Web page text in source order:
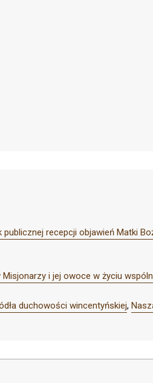
publicznej recepcji objawień Matki
i jej owoce w życiu
duchowości wincentyńskiej,